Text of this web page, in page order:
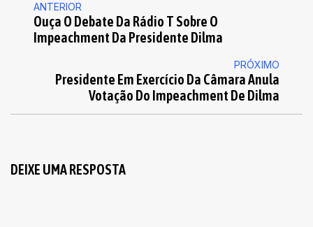
ANTERIOR
Ouça O Debate Da Rádio T Sobre O
Impeachment Da Presidente Dilma
PRÓXIMO
Presidente Em Exercício Da Câmara Anula
Votação Do Impeachment De Dilma
DEIXE UMA RESPOSTA